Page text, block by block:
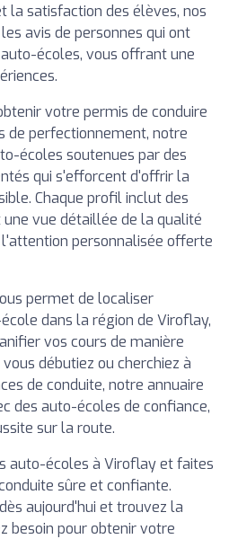
la satisfaction des élèves, nos
avis de personnes qui ont
écoles, vous offrant une
votre permis de conduire
de perfectionnement, notre
écoles soutenues par des
qui s'efforcent d'offrir la
Chaque profil inclut des
vue détaillée de la qualité
personnalisée offerte
permet de localiser
dans la région de Viroflay,
vos cours de manière
débutiez ou cherchiez à
de conduite, notre annuaire
des auto-écoles de confiance,
sur la route.
auto-écoles à Viroflay et faites
sûre et confiante.
aujourd'hui et trouvez la
besoin pour obtenir votre